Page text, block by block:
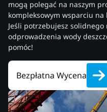
mogą polegać na naszym
kompleksowym wsparciu na
Jeśli potrzebujesz
odprowadzenia wody
pomóc!
Bezpłatna Wycena